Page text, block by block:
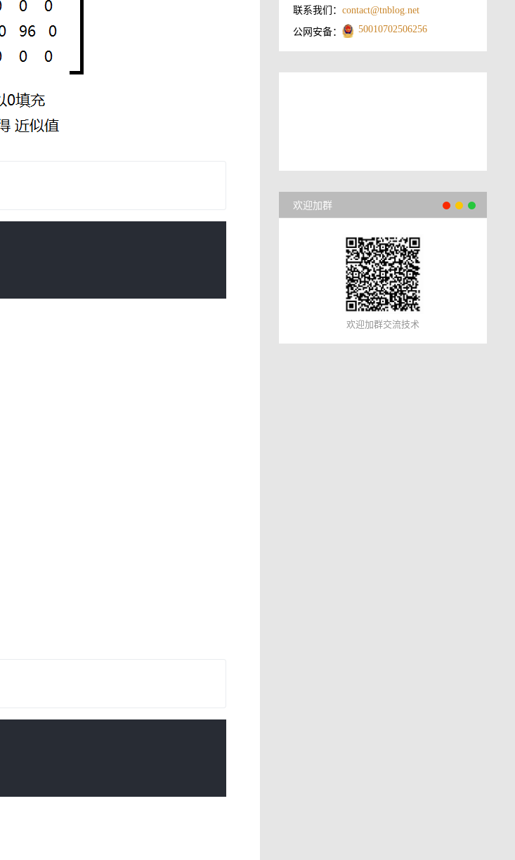
联系我们：contact@tnblog.net
公网安备： 50010702506256
欢迎加群
欢迎加群交流技术